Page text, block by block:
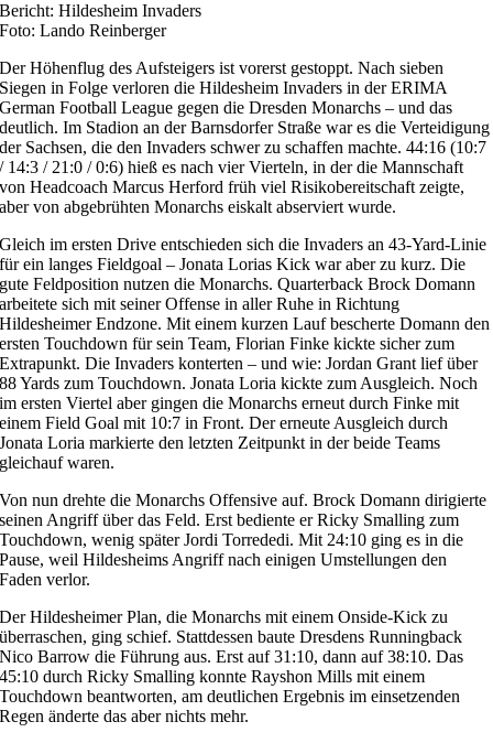
Bericht: Hildesheim Invaders
Foto: Lando Reinberger
Der Höhenflug des Aufsteigers ist vorerst gestoppt. Nach sieben
Siegen in Folge verloren die Hildesheim Invaders in der ERIMA
German Football League gegen die Dresden Monarchs – und das
deutlich. Im Stadion an der Barnsdorfer Straße war es die Verteidigung
der Sachsen, die den Invaders schwer zu schaffen machte. 44:16 (10:7
/ 14:3 / 21:0 / 0:6) hieß es nach vier Vierteln, in der die Mannschaft
von Headcoach Marcus Herford früh viel Risikobereitschaft zeigte,
aber von abgebrühten Monarchs eiskalt abserviert wurde.
Gleich im ersten Drive entschieden sich die Invaders an 43-Yard-Linie
für ein langes Fieldgoal – Jonata Lorias Kick war aber zu kurz. Die
gute Feldposition nutzen die Monarchs. Quarterback Brock Domann
arbeitete sich mit seiner Offense in aller Ruhe in Richtung
Hildesheimer Endzone. Mit einem kurzen Lauf bescherte Domann den
ersten Touchdown für sein Team, Florian Finke kickte sicher zum
Extrapunkt. Die Invaders konterten – und wie: Jordan Grant lief über
88 Yards zum Touchdown. Jonata Loria kickte zum Ausgleich. Noch
im ersten Viertel aber gingen die Monarchs erneut durch Finke mit
einem Field Goal mit 10:7 in Front. Der erneute Ausgleich durch
Jonata Loria markierte den letzten Zeitpunkt in der beide Teams
gleichauf waren.
Von nun drehte die Monarchs Offensive auf. Brock Domann dirigierte
seinen Angriff über das Feld. Erst bediente er Ricky Smalling zum
Touchdown, wenig später Jordi Torrededi. Mit 24:10 ging es in die
Pause, weil Hildesheims Angriff nach einigen Umstellungen den
Faden verlor.
Der Hildesheimer Plan, die Monarchs mit einem Onside-Kick zu
überraschen, ging schief. Stattdessen baute Dresdens Runningback
Nico Barrow die Führung aus. Erst auf 31:10, dann auf 38:10. Das
45:10 durch Ricky Smalling konnte Rayshon Mills mit einem
Touchdown beantworten, am deutlichen Ergebnis im einsetzenden
Regen änderte das aber nichts mehr.